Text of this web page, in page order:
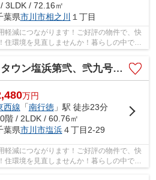
3LDK / 72.16㎡
葉県市川市相之川 １丁目
軽減につながります！ご好評の物件で、快
住環境を見直しませんか！暮らしの中で
ン塩浜第弐、弐九号棟【仲介手数料無料】
万円
西線 「南行徳」駅 徒歩23分
階 / 2LDK / 60.76㎡
葉県市川市塩浜４丁目2-29
軽減につながります！ご好評の物件で、快
住環境を見直しませんか！暮らしの中で